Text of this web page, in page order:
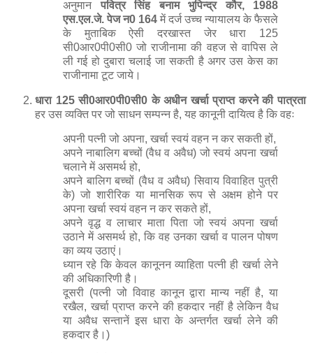
अपनी पत्नी जो अपना, खर्चा स्वयं वहन न कर सकती हों,
अपने नाबालिग बच्चों (वैध व अवैध) जो स्वयं अपना खर्चा
चलाने में असमर्थ हो,
अपने बालिग बच्चों (वैध व अवैध) सिवाय विवाहित पुत्री
के) जो शारीरिक या मानसिक रूप से अक्षम होने पर
अपना खर्चा स्वयं वहन न कर सकते हों,
अपने वृद्ध व लाचार माता पिता जो स्वयं अपना खर्चा
उठाने में असमर्थ हो, कि वह उनका खर्चा व पालन पोषण
का व्यय उठाएं।
ध्यान रहे कि केवल कानूनन व्याहिता पत्नी ही खर्चा लेने
की अधिकारिणी है।
दूसरी (पत्नी जो विवाह कानून द्वारा मान्य नहीं है, या
रखैल, खर्चा प्राप्त करने की हकदार नहीं है लेकिन वैध
या अवैध सन्तानें इस धारा के अन्तर्गत खर्चा लेने की
हकदार है।)
खर्चा प्राप्त करने हेतू साक्ष्य
खर्चा प्राप्त करने के लिए प्रार्थी को निम्नलिखित बातें
साबित करना आवश्यक हैः-
कि प्रार्थी के पास खर्चा देने के पर्याप्त साधन हैं।
वह जानबूझकर भरण-पोषण देने में आनाकानी या
इन्कार कर रहा है।
आवेदक प्रत्यार्थी के साथ न रहने के लिए मजबूर
है, अगर पति के खिलाफ व्यभिचार (परस्त्रीगमन)